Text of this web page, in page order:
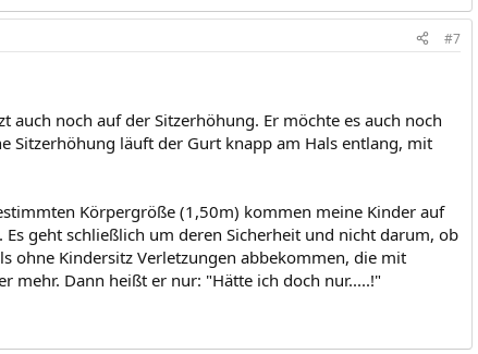
#7
auch noch auf der Sitzerhöhung. Er möchte es auch noch
Sitzerhöhung läuft der Gurt knapp am Hals entlang, mit
Körpergröße (1,50m) kommen meine Kinder auf
geht schließlich um deren Sicherheit und nicht darum, ob
ohne Kindersitz Verletzungen abbekommen, die mit
mehr. Dann heißt er nur: "Hätte ich doch nur.....!"